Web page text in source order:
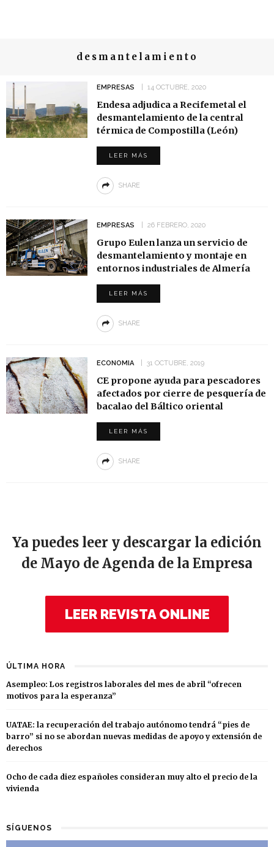
desmantelamiento
EMPRESAS 14 OCTUBRE, 2020
Endesa adjudica a Recifemetal el
desmantelamiento de la central
térmica de Compostilla (León)
LEER MÁS
SHARE
EMPRESAS 26 FEBRERO, 2020
Grupo Eulen lanza un servicio de
desmantelamiento y montaje en
entornos industriales de Almería
LEER MÁS
SHARE
ECONOMIA 31 OCTUBRE, 2019
CE propone ayuda para pescadores
afectados por cierre de pesquería de
bacalao del Báltico oriental
LEER MÁS
SHARE
Ya puedes leer y descargar la edición
de Mayo de Agenda de la Empresa
LEER REVISTA ONLINE
ÚLTIMA HORA
Asempleo: Los registros laborales del mes de abril “ofrecen
motivos para la esperanza”
UATAE: la recuperación del trabajo autónomo tendrá “pies de
barro” si no se abordan nuevas medidas de apoyo y extensión de
derechos
Ocho de cada diez españoles consideran muy alto el precio de la
vivienda
SÍGUENOS